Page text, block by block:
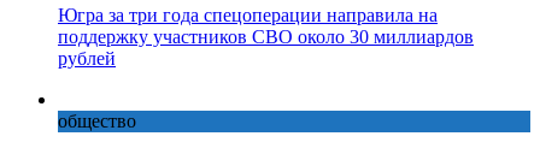
Югра за три года спецоперации направила на
поддержку участников СВО около 30 миллиардов
рублей
общество